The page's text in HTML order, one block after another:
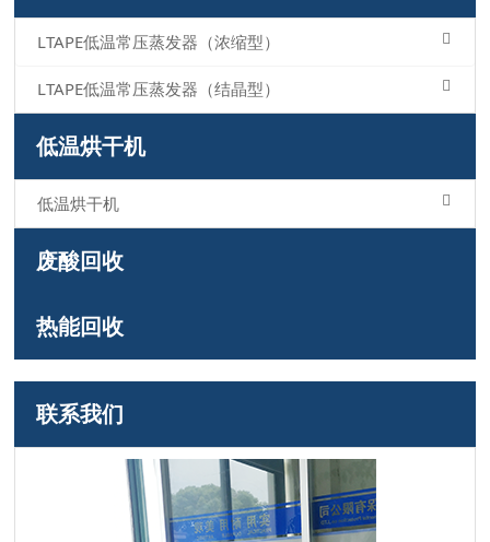
LTAPE低温常压蒸发器（浓缩型）
LTAPE低温常压蒸发器（结晶型）
低温烘干机
低温烘干机
废酸回收
热能回收
联系我们